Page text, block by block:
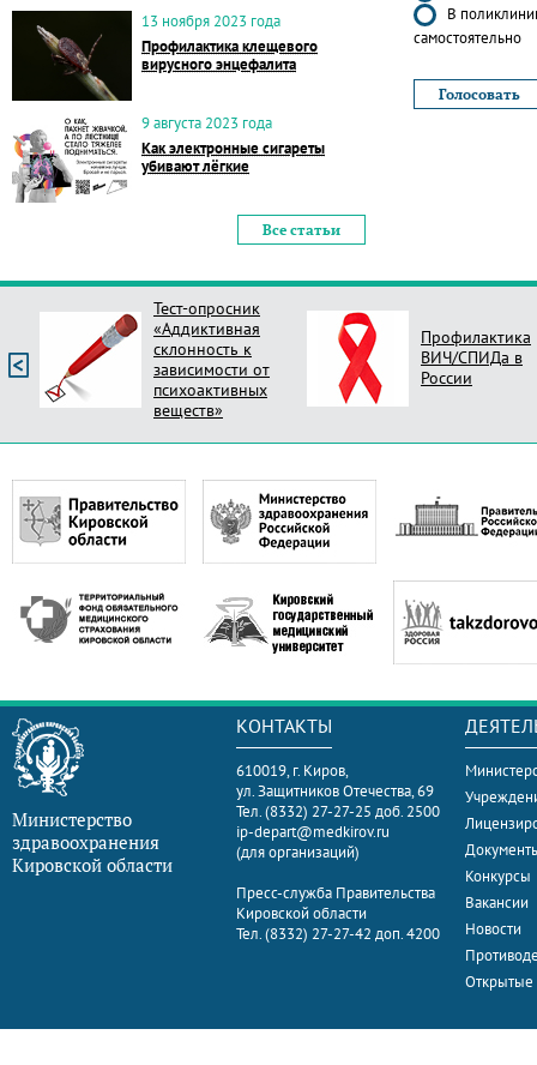
13 ноября 2023 года
Профилактика клещевого
вирусного энцефалита
9 августа 2023 года
Как электронные сигареты
убивают лёгкие
Все статьи
В
самостоятельно
Тест-опросник
«Аддиктивная
склонность к
зависимости от
психоактивных
веществ»
Профилактика
ВИЧ/СПИДа в
России
Министерство
здравоохранения
Кировской области
КОНТАКТЫ
610019, г. Киров,
ул. Защитников Отечества, 69
Тел. (8332) 27-27-25 доб. 2500
ip-depart@medkirov.ru
(для организаций)
Пресс-служба Правительства
Кировской области
Тел. (8332) 27-27-42 доп. 4200
Конкурсы
Вакансии
Новости